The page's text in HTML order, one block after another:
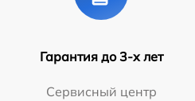
Гарантия до 3-х лет
Сервисный центр